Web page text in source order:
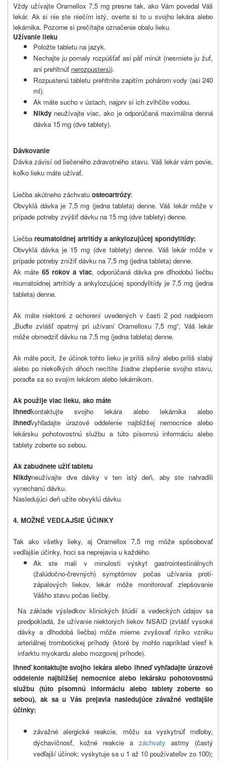
Vždy užívajte Oramellox 7,5 mg presne tak, ako Vám povedal Váš
lekár. Ak si nie ste niečím istý, overte si to u svojho lekára alebo
lekárnika. Pozorne si prečítajte označenie obalu lieku.
Užívanie lieku
Položte tabletu na jazyk.
Nechajte ju pomaly rozpúšťať asi päť minút (nesmiete ju žuť,
ani prehltnúť nerozpustenú).
Rozpustenú tabletu prehltnite zapitím pohárom vody (asi 240
ml).
Ak máte sucho v ústach, najprv si ich zvlhčite vodou.
Nikdy neužívajte viac, ako je odporúčaná maximálna denná
dávka 15 mg (dve tablety).
Dávkovanie
Dávka závisí od liečeného zdravotného stavu. Váš lekár vám povie,
koľko lieku máte užívať.
Liečba akútneho záchvatu osteoartrózy:
Obvyklá dávka je 7,5 mg (jedna tableta) denne. Váš lekár môže v
prípade potreby zvýšiť dávku na 15 mg (dve tablety) denne.
Liečba reumatoidnej artritídy a ankylozujúcej spondylitídy:
Obvyklá dávka je 15 mg (dve tablety) denne. Váš lekár môže v
prípade potreby znížiť dávku na 7,5 mg (jedna tableta) denne.
Ak máte 65 rokov a viac, odporúčaná dávka pre dlhodobú liečbu
reumatoidnej artritídy a ankylozujúcej spondylitídy je 7,5 mg (jedna
tableta) denne.
Ak máte niektoré z ochorení uvedených v časti 2 pod nadpisom
„Buďte zvlášť opatrný pri užívaní Oramelloxu 7,5 mg“, Váš lekár
môže obmedziť dávku na 7,5 mg (jedna tableta) denne.
Ak máte pocit, že účinok tohto lieku je príliš silný alebo príliš slabý
alebo po niekoľkých dňoch necítite žiadne zlepšenie svojho stavu,
poraďte sa so svojím lekárom alebo lekárnikom.
Ak použije viac lieku, ako máte
Ihneďkontaktujte svojho lekára alebo lekárnika alebo
ihneďvyhľadajte úrazové oddelenie najbližšej nemocnice alebo
lekársku pohotovostnú službu a túto písomnú informáciu alebo
tablety zoberte so sebou.
Ak zabudnete užiť tabletu
Nikdyneužívajte dve dávky v ten istý deň, aby ste nahradili
vynechanú dávku.
Nasledujúci deň užite obvyklú dávku.
4. MOŽNÉ VEDĽAJŠIE ÚČINKY
Tak ako všetky lieky, aj Oramellox 7,5 mg môže spôsobovať
vedľajšie účinky, hoci sa neprejavia u každého.
Ak ste mali v minulosti výskyt gastrointestinálnych
(žalúdočno-črevných) symptómov počas užívania proti­
zápalových liekov, lekár môže monitorovať zlepšovanie
Vášho stavu počas liečby.
Na základe výsledkov klinických štúdií a vedeckých údajov sa
predpokladá, že užívanie niektorých liekov NSAID (zvlášť vysoké
dávky a dlhodobá liečba) môže mierne zvyšovať riziko vzniku
arteriálnej trombotickej príhody (ktoré by mohlo napríklad viesť k
infarktu myokardu alebo mozgovej príhode).
Ihneď kontaktujte svojho lekára alebo ihneď vyhľadajte úrazové
oddelenie najbližšej nemocnice alebo lekársku pohotovostnú
službu (túto písomnú informáciu alebo tablety zoberte so
sebou), ak sa u Vás prejavia nasledujúce závažné vedľajšie
účinky:
závažné alergické reakcie, môžu sa vyskytnúť mdloby,
dýchavičnosť, kožné reakcie a záchvaty astmy (častý
vedľajší účinok: vyskytuje sa u 1 až 10 používateľov zo 100);